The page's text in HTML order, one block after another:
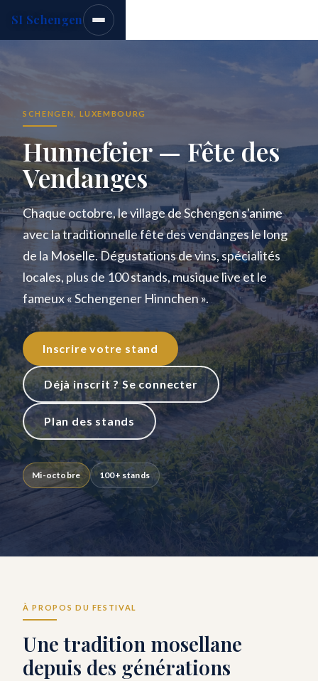
SI Schengen
SCHENGEN, LUXEMBOURG
Hunnefeier — Fête des
Vendanges
Chaque octobre, le village de Schengen s'anime
avec la traditionnelle fête des vendanges le long
de la Moselle. Dégustations de vins, spécialités
locales, plus de 100 stands, musique live et le
fameux « Schengener Hinnchen ».
Inscrire votre stand
Déjà inscrit ? Se connecter
Plan des stands
Mi-octobre 100+ stands
À PROPOS DU FESTIVAL
Une tradition mosellane
depuis des générations